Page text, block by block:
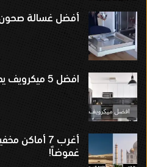
أفضل غسالة صحون
افضل 5 ميكرويف يمكنك شرائها فى 2020
أغرب 7
غموضاً!